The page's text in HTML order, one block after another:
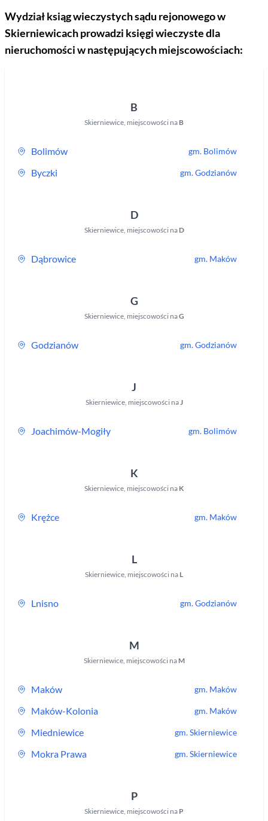
Wydział ksiąg wieczystych sądu rejonowegow
Skierniewicachprowadzi księgi wieczyste dla
nieruchomości w następujących miejscowościach:
B
Skierniewice, miejscowości na B
Bolimów gm. Bolimów
Byczki gm.Godzianów
D
Skierniewice, miejscowości na D
Dąbrowice gm. Maków
G
Skierniewice, miejscowości naG
Godzianów gm.Godzianów
J
Skierniewice, miejscowości naJ
Joachimów-Mogiły gm. Bolimów
K
Skierniewice, miejscowości na K
Krężce gm. Maków
L
Skierniewice, miejscowości na L
Lnisno gm.Godzianów
M
Skierniewice, miejscowości na M
Maków gm. Maków
Maków-Kolonia gm. Maków
Miedniewice gm.Skierniewice
Mokra Prawa gm.Skierniewice
P
Skierniewice, miejscowości na P